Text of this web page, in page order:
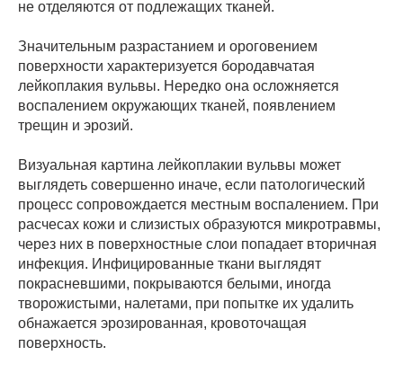
не отделяются от подлежащих тканей.
Значительным разрастанием и ороговением
поверхности характеризуется бородавчатая
лейкоплакия вульвы. Нередко она осложняется
воспалением окружающих тканей, появлением
трещин и эрозий.
Визуальная картина лейкоплакии вульвы может
выглядеть совершенно иначе, если патологический
процесс сопровождается местным воспалением. При
расчесах кожи и слизистых образуются микротравмы,
через них в поверхностные слои попадает вторичная
инфекция. Инфицированные ткани выглядят
покрасневшими, покрываются белыми, иногда
творожистыми, налетами, при попытке их удалить
обнажается эрозированная, кровоточащая
поверхность.